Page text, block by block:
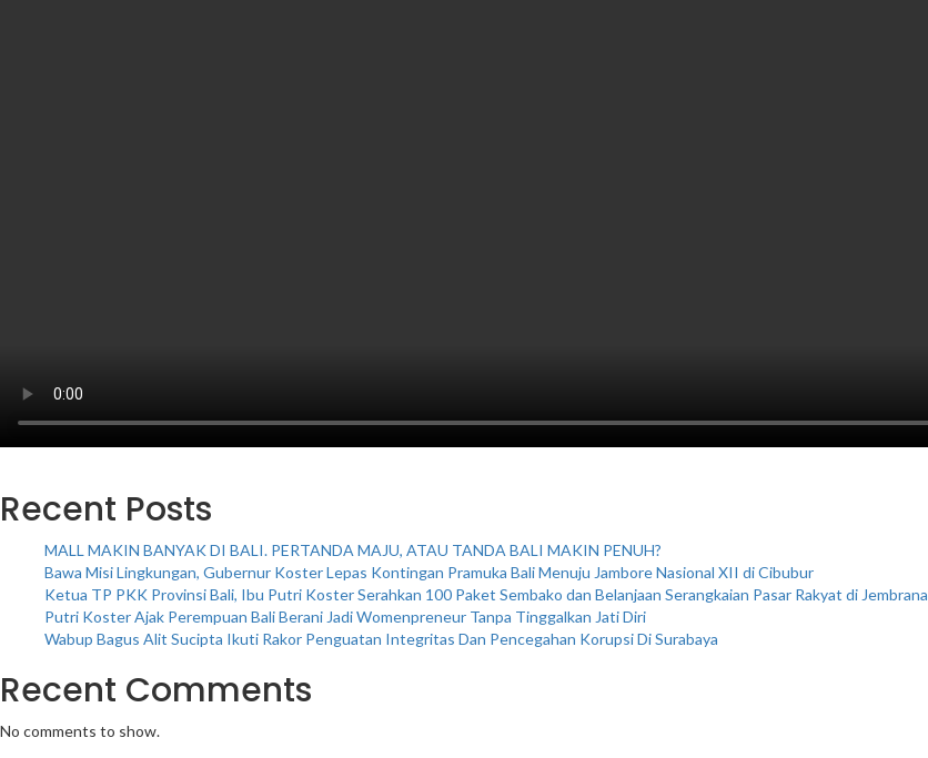
Recent Posts
MALL MAKIN BANYAK DI BALI. PERTANDA MAJU, ATAU TANDA BALI MAKIN PENUH?
Bawa Misi Lingkungan, Gubernur Koster Lepas Kontingan Pramuka Bali Menuju Jambore Nasional XII di Cibubur
Ketua TP PKK Provinsi Bali, Ibu Putri Koster Serahkan 100 Paket Sembako dan Belanjaan Serangkaian Pasar Rakyat di Jembrana
Putri Koster Ajak Perempuan Bali Berani Jadi Womenpreneur Tanpa Tinggalkan Jati Diri
Wabup Bagus Alit Sucipta Ikuti Rakor Penguatan Integritas Dan Pencegahan Korupsi Di Surabaya
Recent Comments
No comments to show.